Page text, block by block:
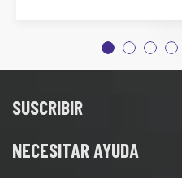
SUSCRIBIR
NECESITAR AYUDA